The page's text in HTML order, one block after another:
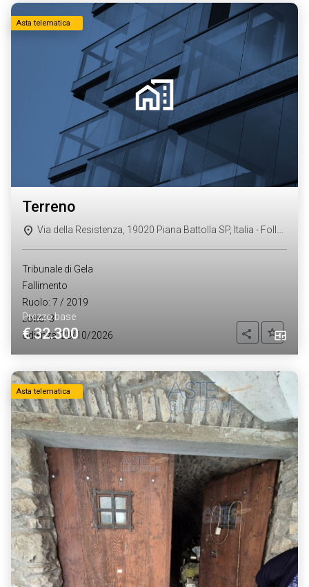
Asta telematica
Prezzo base
€ 32.300
terreno
Via della Resistenza, 19020 Piana Battolla SP, Italia - Follo (SP)
Tribunale di Gela
Fallimento
Ruolo: 7 / 2019
Lotto: 3
Udienza: 28/10/2026
Condividi
Asta telematica